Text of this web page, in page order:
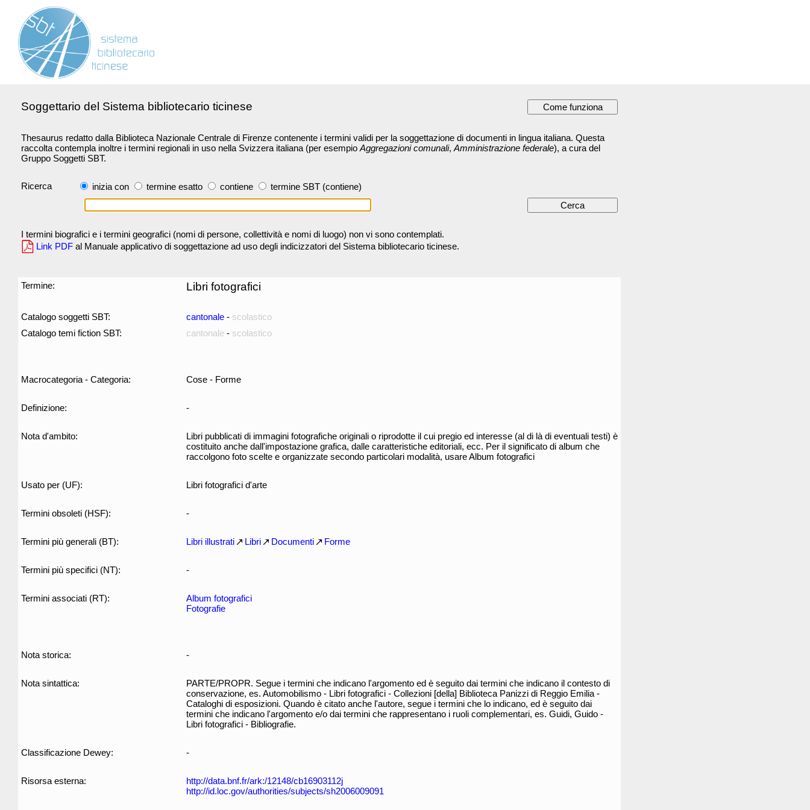
Soggettario del Sistema bibliotecario ticinese
Thesaurus redatto dalla Biblioteca Nazionale Centrale di Firenze contenente i termini validi per la soggettazione di documenti in lingua italiana. Questa
raccolta contempla inoltre i termini regionali in uso nella Svizzera italiana (per esempio Aggregazioni comunali, Amministrazione federale), a cura del
Gruppo Soggetti SBT.
Ricerca inizia con termine esatto contiene termine SBT (contiene)
I termini biografici e i termini geografici (nomi di persone, collettività e nomi di luogo) non vi sono contemplati.
Link PDF al Manuale applicativo di soggettazione ad uso degli indicizzatori del Sistema bibliotecario ticinese.
Termine: Libri fotografici
Catalogo soggetti SBT: cantonale - scolastico
Catalogo temi fiction SBT:
cantonale - scolastico
Macrocategoria - Categoria: Cose - Forme
Definizione: -
Nota d'ambito:
Libri pubblicati di immagini fotografiche originali o riprodotte il cui pregio ed interesse (al di là di eventuali testi) è
costituito anche dall'impostazione grafica, dalle caratteristiche editoriali, ecc. Per il significato di album che
raccolgono foto scelte e organizzate secondo particolari modalità, usare Album fotografici
Usato per (UF): Libri fotografici d'arte
Termini obsoleti (HSF): -
Termini più generali (BT): Libri illustrati Libri Documenti Forme
Termini più specifici (NT): -
Termini associati (RT):
Album fotografici
Fotografie
Nota storica: -
Nota sintattica:
PARTE/PROPR. Segue i termini che indicano l'argomento ed è seguito dai termini che indicano il contesto di
conservazione, es. Automobilismo - Libri fotografici - Collezioni [della] Biblioteca Panizzi di Reggio Emilia -
Cataloghi di esposizioni. Quando è citato anche l'autore, segue i termini che lo indicano, ed è seguito dai
termini che indicano l'argomento e/o dai termini che rappresentano i ruoli complementari, es. Guidi, Guido -
Libri fotografici - Bibliografie.
Classificazione Dewey: -
Risorsa esterna:
http://data.bnf.fr/ark:/12148/cb16903112j
http://id.loc.gov/authorities/subjects/sh2006009091